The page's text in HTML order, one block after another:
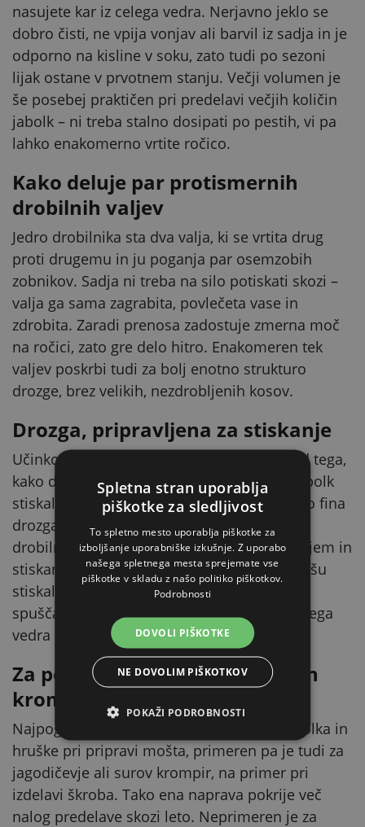
nasujete kar iz celega vedra. Nerjavno jeklo se
dobro čisti, ne vpija vonjav ali barvil iz sadja in je
odporno na kisline v soku, zato tudi po sezoni
lijak ostane v prvotnem stanju. Večji volumen je
še posebej praktičen pri predelavi večjih količin
jabolk – ni treba stalno dosipati po pestih, vi pa
lahko enakomerno vrtite ročico.
Kako deluje par protismernih
drobilnih valjev
Jedro drobilnika sta dva valja, ki se vrtita drug
proti drugemu in ju poganja par osemzobih
zobnikov. Sadja ni treba na silo potiskati skozi –
valja ga sama zagrabita, povlečeta vase in
zdrobita. Zaradi prenosa zadostuje zmerna moč
na ročici, zato gre delo hitro. Enakomeren tek
valjev poskrbi tudi za bolj enotno strukturo
drozge, brez velikih, nezdrobljenih kosov.
Drozga, pripravljena za stiskanje
Učinkovitost stiskanja je močno odvisna od tega,
kako dobro je surovina zdrobljena. Celih jabolk
stiskalnica praktično ne predela, medtem ko fina
drozga spusti sok že pri prvem pritisku. Ta
drobilnik je zasnovan kot korak med obiranjem in
stiskanjem: sadje zdrobi na delce, ki se v košu
stiskalnice lepo razporedijo in enakomerno
spuščajo sok. Rezultat je večji izplen iz vsakega
vedra sadja in krajši čas stiskanja.
Za pečkato sadje, jagodičevje in
krompir
Najpogosteje se drobilnik uporablja za jabolka in
hruške pri pripravi mošta, primeren pa je tudi za
jagodičevje ali surov krompir, na primer pri
izdelavi škroba. Tako ena naprava pokrije več
nalog predelave skozi leto. Neprimeren je za
Spletna stran uporablja
piškotke za sledljivost
To spletno mesto uporablja piškotke za
izboljšanje uporabniške izkušnje. Z uporabo
našega spletnega mesta sprejemate vse
piškotke v skladu z našo politiko piškotkov.
Podrobnosti
DOVOLI PIŠKOTKE
NE DOVOLIM PIŠKOTKOV
POKAŽI PODROBNOSTI